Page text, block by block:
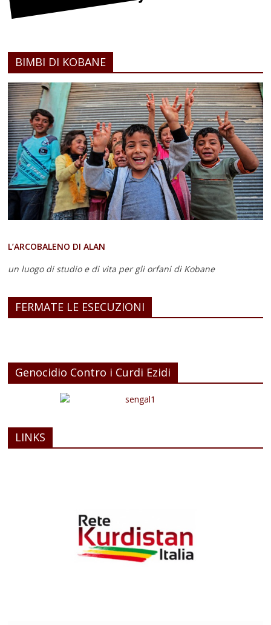
BIMBI DI KOBANE
L’ARCOBALENO DI ALAN
un luogo di studio e di vita per gli orfani di Kobane
FERMATE LE ESECUZIONI
Genocidio Contro i Curdi Ezidi
LINKS